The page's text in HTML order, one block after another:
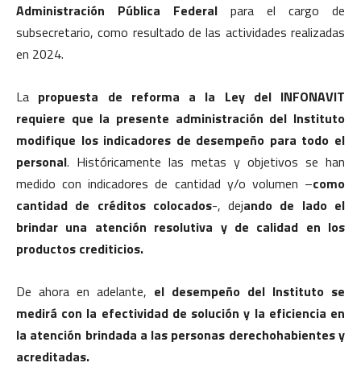
Administración Pública Federal para el cargo de
subsecretario, como resultado de las actividades realizadas
en 2024.
La propuesta de reforma a la Ley del INFONAVIT
requiere que la presente administración del Instituto
modifique los indicadores de desempeño para todo el
personal. Históricamente las metas y objetivos se han
medido con indicadores de cantidad y/o volumen –como
cantidad de créditos colocados-, dejando de lado el
brindar una atención resolutiva y de calidad en los
productos crediticios.
De ahora en adelante, el desempeño del Instituto se
medirá con la efectividad de solución y la eficiencia en
la atención brindada a las personas derechohabientes y
acreditadas.